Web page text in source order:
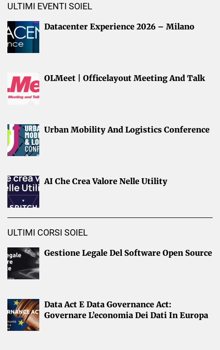
ULTIMI EVENTI SOIEL
Datacenter Experience 2026 – Milano
OLMeet | Officelayout Meeting And Talk
Urban Mobility And Logistics Conference
AI Che Crea Valore Nelle Utility
ULTIMI CORSI SOIEL
Gestione Legale Del Software Open Source
Data Act E Data Governance Act:
Governare L’economia Dei Dati In Europa